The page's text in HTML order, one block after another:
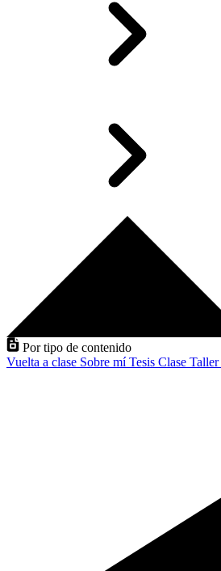
Por tipo de contenido
Vuelta a clase Sobre míTesis Clase Taller